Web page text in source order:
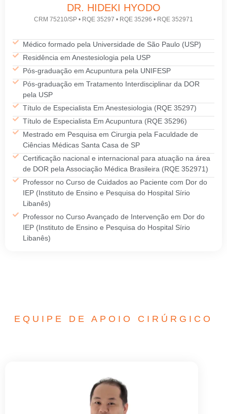
DR. HIDEKI HYODO
CRM 75210/SP • RQE 35297 • RQE 35296 • RQE 352971
Médico formado pela Universidade de São Paulo (USP)
Residência em Anestesiologia pela USP
Pós-graduação em Acupuntura pela UNIFESP
Pós-graduação em Tratamento Interdisciplinar da DOR
pela USP
Título de Especialista Em Anestesiologia (RQE 35297)
Título de Especialista Em Acupuntura (RQE 35296)
Mestrado em Pesquisa em Cirurgia pela Faculdade de
Ciências Médicas Santa Casa de SP
Certificação nacional e internacional para atuação na área
de DOR pela Associação Médica Brasileira (RQE 352971)
Professor no Curso de Cuidados ao Paciente com Dor do
IEP (Instituto de Ensino e Pesquisa do Hospital Sírio
Libanês)
Professor no Curso Avançado de Intervenção em Dor do
IEP (Instituto de Ensino e Pesquisa do Hospital Sírio
Libanês)
EQUIPE DE APOIO CIRÚRGICO